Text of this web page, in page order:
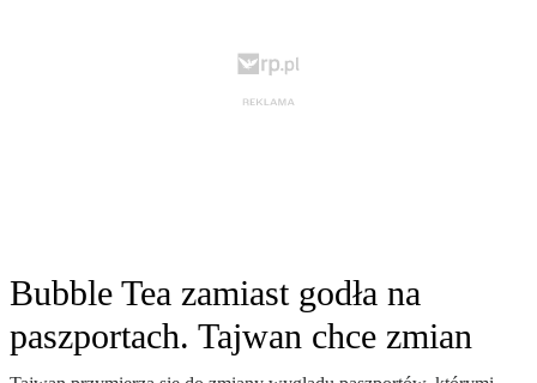
Bubble Tea zamiast godła na
paszportach. Tajwan chce zmian